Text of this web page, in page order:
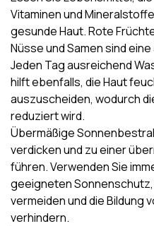
Vitaminen und
gesundeHaut. Rote
Nüsse und Samen sind
Jeden Tag ausreichend
hilft ebenfalls, die Haut
auszuscheiden, wodurch
reduziert wird.
Übermäßige
verdicken und zu einer
führen. Verwenden Sie
geeigneten Sonnenschutz,
vermeiden unddie Bildung
verhindern.